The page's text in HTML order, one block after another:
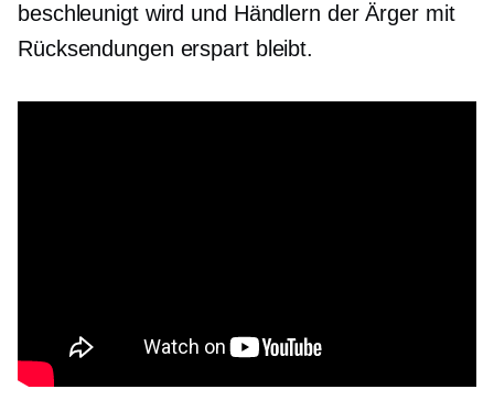
beschleunigt wird und Händlern der Ärger mit
Rücksendungen erspart bleibt.